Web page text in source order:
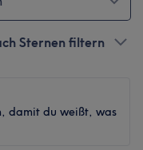
Sternen filtern
damit du weißt, was